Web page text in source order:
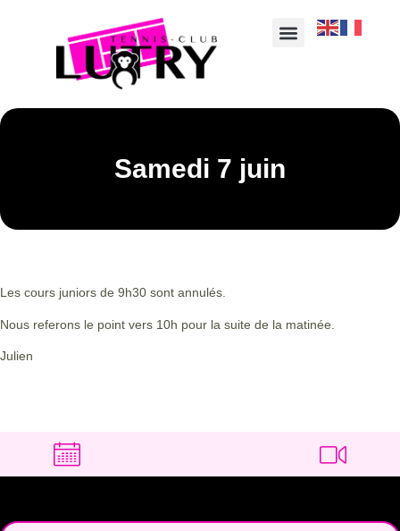
Samedi 7 juin
Les cours juniors de 9h30 sont annulés.
Nous referons le point vers 10h pour la suite de la matinée.
Julien